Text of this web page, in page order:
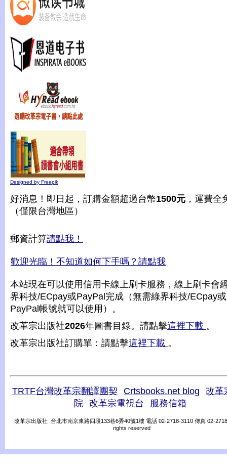
Designed by Freepik
好消息！即日起，訂購金額超過台幣1500元 ，運費全
（僅限台灣地區）
郵資計算請點我！
歡迎光臨！不知道如何下手嗎？請點我
本站現在可以使用信用卡線上刷卡服務，線上刷卡會
界科技/ECpay或PayPal完成（無需綠界科技/ECpay或
PayPal帳號就可以使用）。
改革宗出版社2026年圖書目錄。請點擊這裡下載 。
改革宗出版社訂購單：請點擊這裡下載 。
TRTF台灣改革宗翻譯團契 Crtsbooks.net blog
改革
院
改革宗電視台 服務信箱
改革宗出版社 台北市南京東路四段133巷6弄40號1樓 電話 02-2718-3110 傳真 02-
rights reserved